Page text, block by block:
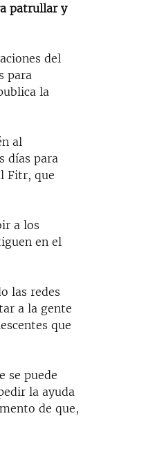
patrullar y
del
para
la
al
días para
Fitr, que
a los
en el
las redes
a la gente
que
se puede
la ayuda
de que,